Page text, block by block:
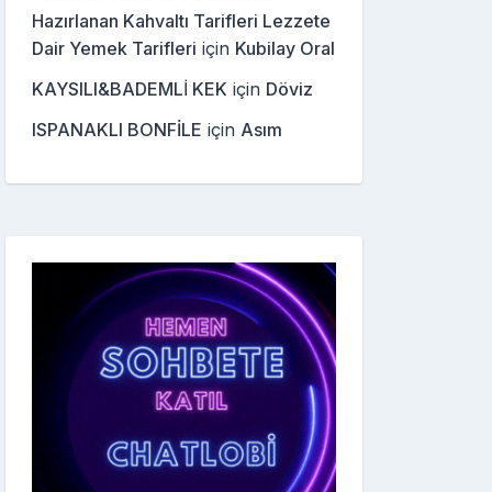
Hazırlanan Kahvaltı Tarifleri Lezzete
Dair Yemek Tarifleri için Kubilay Oral
KAYSILI&BADEMLİ KEK için Döviz
ISPANAKLI BONFİLE için Asım